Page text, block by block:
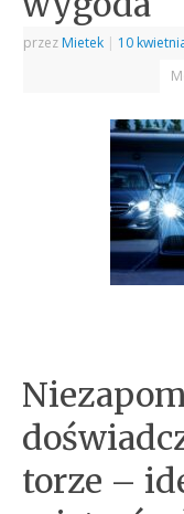
przez Mietek | 10
torze –